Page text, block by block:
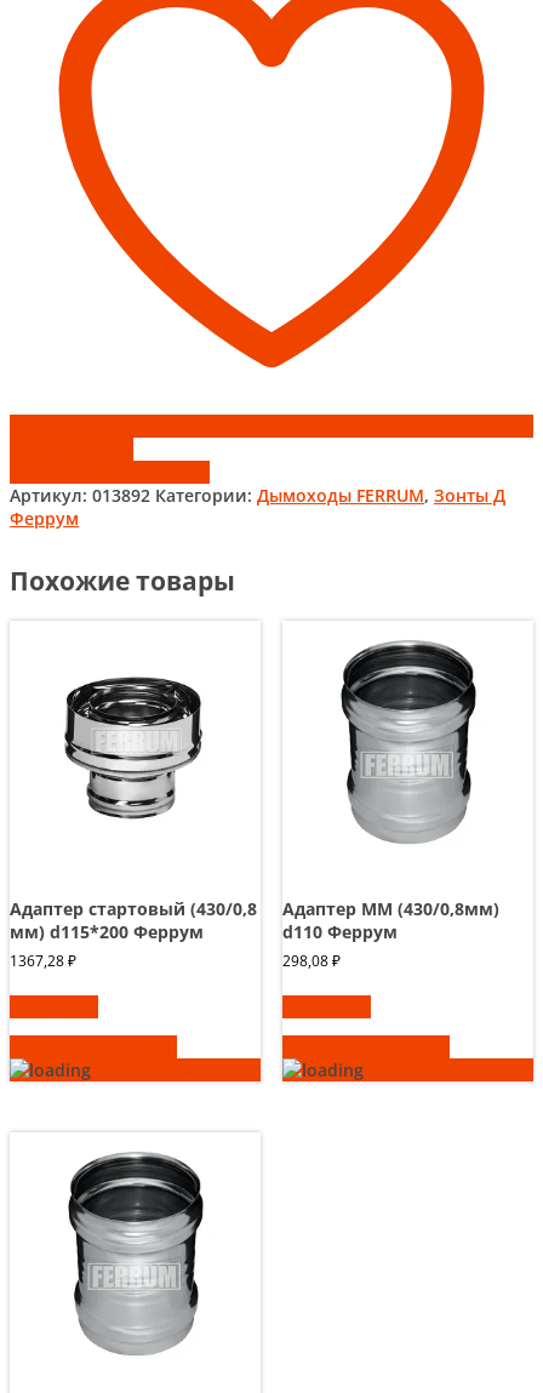
Феррум
Артикул: 013892 Категории: Дымоходы FERRUM, Зонты Д
Феррум
Похожие товары
Адаптер стартовый (430/0,8
мм) d115*200 Феррум
1367,28₽
Адаптер ММ (430/0,8мм)
d110 Феррум
298,08₽